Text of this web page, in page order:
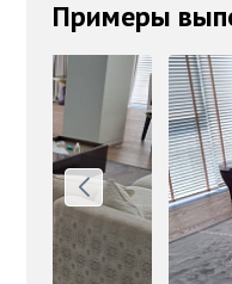
Примеры